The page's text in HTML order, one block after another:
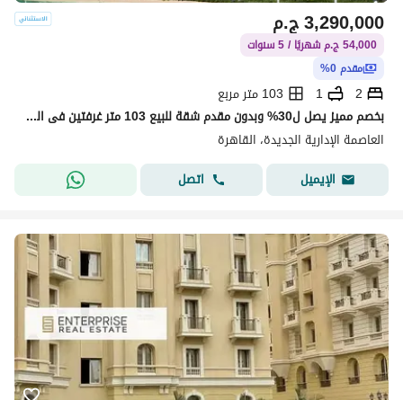
ج.م3,290,000
54,000 ج.م شهريًا / 5 سنوات
مقدم 0%
2
1
103 متر مربع
بخصم مميز يصل ل30% وبدون مقدم شقة للبيع 103 متر غرفتين فى العاصمة الجديدة New Capital city.
العاصمة الإدارية الجديدة، القاهرة
الإيميل
اتصل